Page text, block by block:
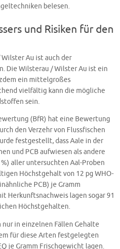
belesen.
und Risiken für den
Au ist auch der
Die Wilsterau / Wilster Au ist ein
ein mittelgroßes
vielfältig kann die mögliche
sein.
(BfR) hat eine Bewertung
den Verzehr von Flussfischen
festgestellt, dass Aale in der
und PCB aufwiesen als andere
aller untersuchten Aal-Proben
Höchstgehalt von 12 pg WHO-
PCB) je Gramm
Herkunftsnachweis lagen sogar 91
Höchstgehalten.
in einzelnen Fällen Gehalte
für diese Arten festgelegten
je Gramm Frischgewicht lagen.